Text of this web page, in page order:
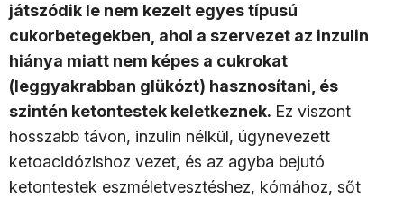
játszódik le nem kezelt egyes típusú
cukorbetegekben, ahol a szervezet az inzulin
hiánya miatt nem képes a cukrokat
(leggyakrabban glükózt) hasznosítani, és
szintén ketontestek keletkeznek. Ez viszont
hosszabb távon, inzulin nélkül, úgynevezett
ketoacidózishoz vezet, és az agyba bejutó
ketontestek eszméletvesztéshez, kómához, sőt